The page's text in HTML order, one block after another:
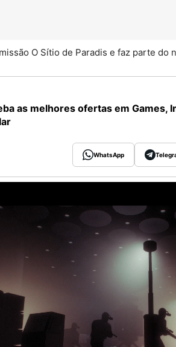
O Sítio de Paradis e faz parte do
as melhores ofertas em Games,
WhatsApp